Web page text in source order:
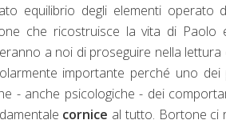
equilibrio degli elementi
che ricostruisce la vita di
a noi di proseguire nella
importante perché uno
- anche psicologiche - dei
cornice al tutto. Bortone ci